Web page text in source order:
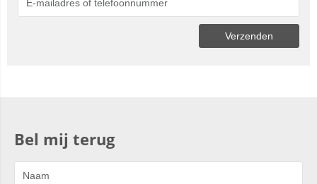
Bel mij terug